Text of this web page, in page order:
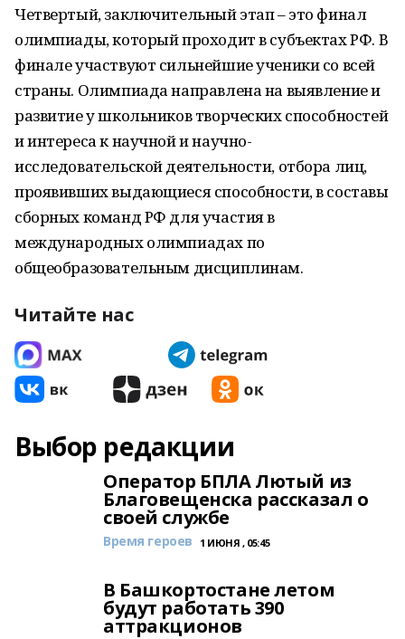
Четвертый, заключительный этап – это финал
олимпиады, который проходит в субъектах РФ. В
финале участвуют сильнейшие ученики со всей
страны. Олимпиада направлена на выявление и
развитие у школьников творческих способностей
и интереса к научной и научно-
исследовательской деятельности, отбора лиц,
проявивших выдающиеся способности, в составы
сборных команд РФ для участия в
международных олимпиадах по
общеобразовательным дисциплинам.
Читайте нас
Выбор редакции
Оператор БПЛА Лютый из
Благовещенска рассказал о
своей службе
Время героев 1 ИЮНЯ , 05:45
В Башкортостане летом
будут работать 390
аттракционов